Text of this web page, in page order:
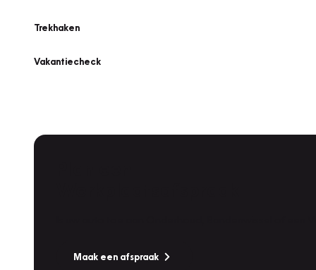
Trekhaken
Vakantiecheck
Maak een afspraak